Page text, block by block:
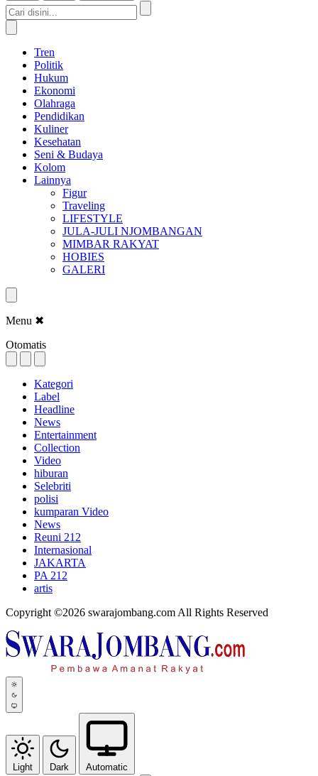
Tren
Politik
Hukum
Ekonomi
Olahraga
Pendidikan
Kuliner
Kesehatan
Seni & Budaya
Kolom
Lainnya
Figur
Traveling
LIFESTYLE
JULA-JULI NJOMBANGAN
MIMBAR RAKYAT
HOBIES
GALERI
Menu ✖
Otomatis
Kategori
Label
Headline
News
Entertainment
Collection
Video
hiburan
Selebriti
polisi
kumparan Video
News
Reuni 212
Internasional
JAKARTA
PA 212
artis
Copyright ©2026 swarajombang.com All Rights Reserved
Light Dark Automatic